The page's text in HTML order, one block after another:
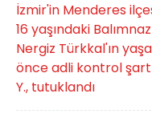
İzmir'in Menderes
16 yaşındaki
Nergiz Türkkal'ın
önce adli kontrol
Y., tutuklandı